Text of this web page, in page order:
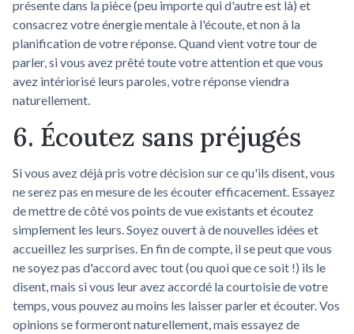
présente dans la pièce (peu importe qui d'autre est là) et
consacrez votre énergie mentale à l'écoute, et non à la
planification de votre réponse. Quand vient votre tour de
parler, si vous avez prêté toute votre attention et que vous
avez intériorisé leurs paroles, votre réponse viendra
naturellement.
6. Écoutez sans préjugés
Si vous avez déjà pris votre décision sur ce qu'ils disent, vous
ne serez pas en mesure de les écouter efficacement. Essayez
de mettre de côté vos points de vue existants et écoutez
simplement les leurs. Soyez ouvert à de nouvelles idées et
accueillez les surprises. En fin de compte, il se peut que vous
ne soyez pas d'accord avec tout (ou quoi que ce soit !) ils le
disent, mais si vous leur avez accordé la courtoisie de votre
temps, vous pouvez au moins les laisser parler et écouter. Vos
opinions se formeront naturellement, mais essayez de